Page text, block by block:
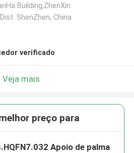
Building,ZhenXin
ShenZhen, China
verificado
Veja mais
preço para
Apoio de palma